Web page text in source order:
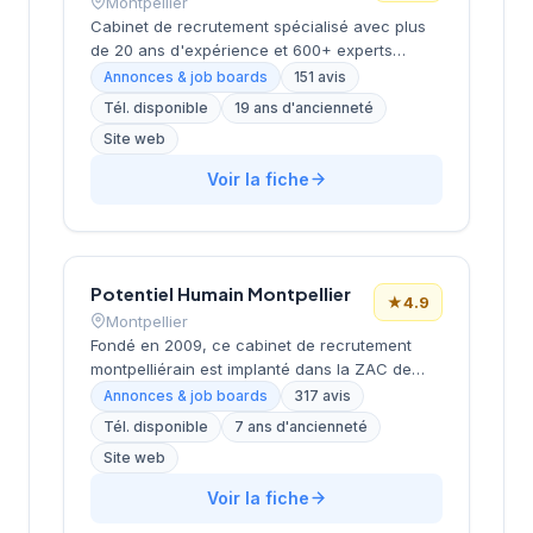
Cabinet de recrutement spécialisé avec plus
de 20 ans d'expérience et 600+ experts
répartis dans 17 bureaux en France. Propose
des services de recrutement
CDI/CDD/freelance, études de rémunérations
et conseils en carrière. Positionnement en tant
que partenaire de carrière durable mettant
Annonces & job boards
151 avis
Tél. disponible
19 ans d'ancienneté
Site web
Voir la fiche
Potentiel Humain Montpellier
Montpellier
★4.9
Fondé en 2009, ce cabinet de recrutement
montpelliérain est implanté dans la ZAC de
Tournezy II, dans le secteur dynamique de
Montpellier. La structure accompagne les
entreprises dans leurs recrutements avec une
approche personnalisée et développe
également des solutions de formation
Annonces & job boards
317 avis
Tél. disponible
7 ans d'ancienneté
Site web
Voir la fiche